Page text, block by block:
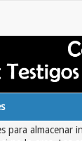
para almacenar